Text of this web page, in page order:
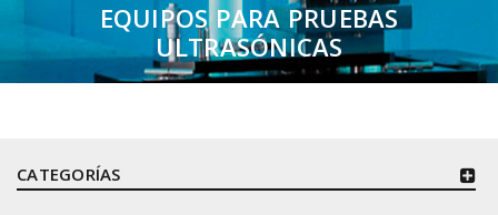
EQUIPOS PARA PRUEBAS
ULTRASÓNICAS
CATEGORÍAS